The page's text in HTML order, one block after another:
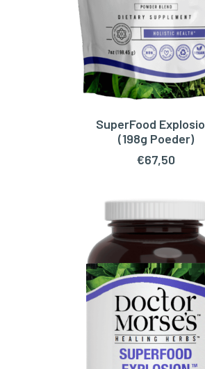
TOEVOEGEN AAN
SuperFood
(198g Poeder)
€67,50